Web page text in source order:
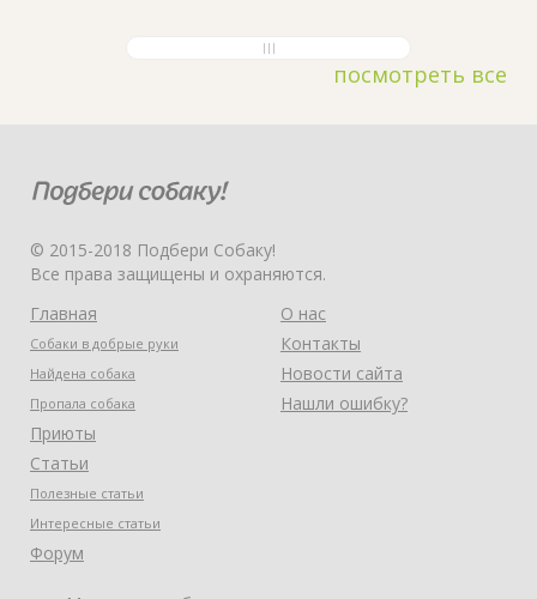
посмотреть все
© 2015-2018 Подбери Собаку!
Все права защищены и охраняются.
Главная
Собаки в добрые руки
Найдена собака
Пропала собака
Приюты
Статьи
Полезные статьи
Интересные статьи
Форум
О нас
Контакты
Новости сайта
Нашли ошибку?